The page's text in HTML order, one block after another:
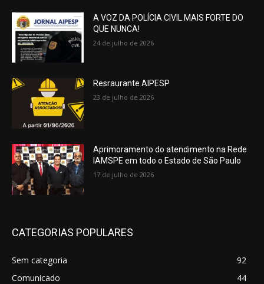
A VOZ DA POLÍCIA CIVIL MAIS FORTE DO
QUE NUNCA!
24 de julho de 2026
Resraurante AIPESP
23 de julho de 2026
Aprimoramento do atendimento na Rede
IAMSPE em todo o Estado de São Paulo
17 de julho de 2026
CATEGORIAS POPULARES
Sem categoria
92
Comunicado
44